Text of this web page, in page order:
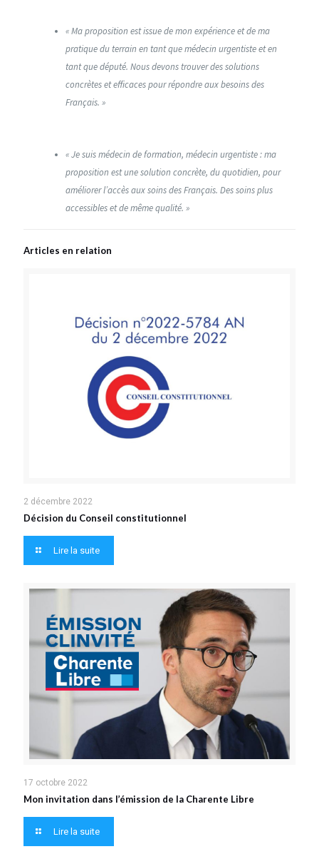
« Ma proposition est issue de mon expérience et de ma
pratique du terrain en tant que médecin urgentiste et en
tant que député. Nous devons trouver des solutions
concrètes et efficaces pour répondre aux besoins des
Français. »
« Je suis médecin de formation, médecin urgentiste : ma
proposition est une solution concrète, du quotidien, pour
améliorer l’accès aux soins des Français. Des soins plus
accessibles et de même qualité. »
Articles en relation
2 décembre 2022
Décision du Conseil constitutionnel
Lire la suite
17 octobre 2022
Mon invitation dans l’émission de la Charente Libre
Lire la suite